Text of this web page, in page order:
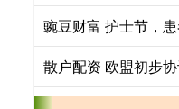
豌豆财富 护士节，